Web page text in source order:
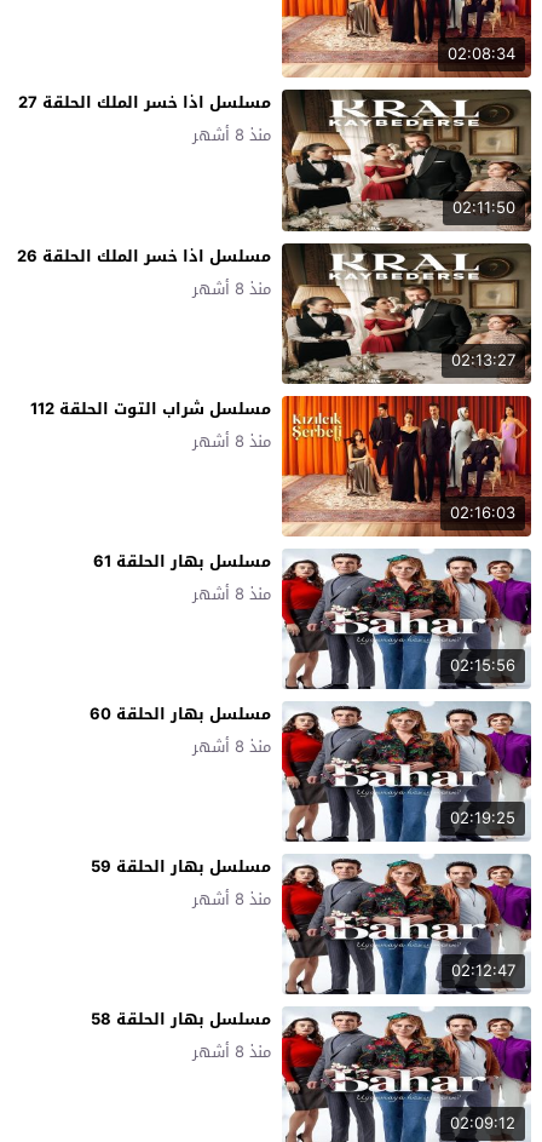
02:08:34
02:11:50
مسلسل اذا خسر الملك الحلقة 27
منذ 8 أشهر
02:13:27
مسلسل اذا خسر الملك الحلقة 26
منذ 8 أشهر
02:16:03
مسلسل شراب التوت الحلقة 112
منذ 8 أشهر
02:15:56
مسلسل بهار الحلقة 61
منذ 8 أشهر
02:19:25
مسلسل بهار الحلقة 60
منذ 8 أشهر
02:12:47
مسلسل بهار الحلقة 59
منذ 8 أشهر
02:09:12
مسلسل بهار الحلقة 58
منذ 8 أشهر